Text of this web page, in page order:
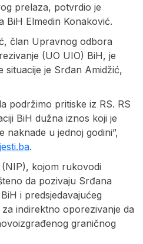
prelaza, potvrdio je
BiH Elmedin Konaković.
član Upravnog odbora
(UO UIO) BiH, je
situacije je Srđan Amidžić,
podržimo pritiske iz RS. RS
BiH dužna iznos koji je
naknade u jednoj godini”,
.
kojom rukovodi
da pozivaju Srđana
i predsjedavajućeg
indirektno oporezivanje da
graničnog